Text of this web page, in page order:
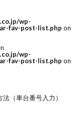
wp-
fav-post-list.php on
wp-
fav-post-list.php on
（車台番号入力）